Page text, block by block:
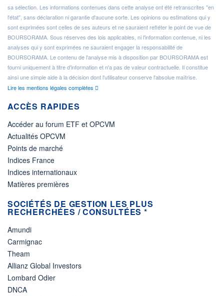
sa sélection. Les informations contenues dans cette analyse ont été retranscrites "en
l'état", sans déclaration ni garantie d'aucune sorte. Les opinions ou estimations qui y
sont exprimées sont celles de ses auteurs et ne sauraient refléter le point de vue de
BOURSORAMA. Sous réserves des lois applicables, ni l'information contenue, ni les
analyses qui y sont exprimées ne sauraient engager la responsabilité de
BOURSORAMA. Le contenu de l'analyse mis à disposition par BOURSORAMA est
fourni uniquement à titre d'information et n'a pas de valeur contractuelle. Il constitue
ainsi une simple aide à la décision dont l'utilisateur conserve l'absolue maîtrise.
Lire les mentions légales complètes
ACCÈS RAPIDES
Accéder au forum ETF et OPCVM
Actualités OPCVM
Points de marché
Indices France
Indices internationaux
Matières premières
SOCIÉTÉS DE GESTION LES PLUS
RECHERCHÉES / CONSULTÉES *
Amundi
Carmignac
Theam
Allianz Global Investors
Lombard Odier
DNCA